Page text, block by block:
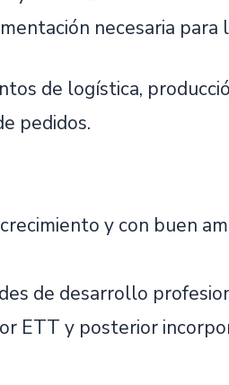
necesaria para
de logística,
pedidos.
y con buen
de desarrollo
ETT y posterior